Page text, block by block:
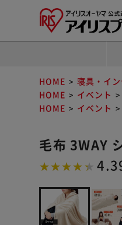
HOME 寝具・イ
HOME
イベント
HOME
イベント
毛布 3WAY